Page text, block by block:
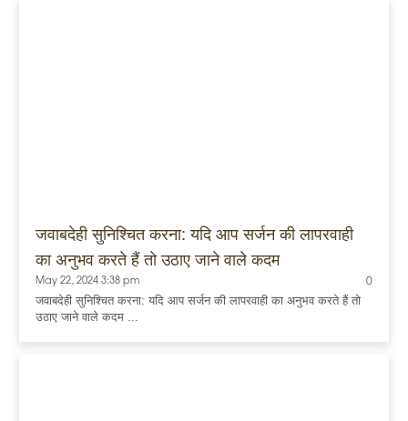
जवाबदेही सुनिश्चित करना: यदि आप सर्जन की लापरवाही
का अनुभव करते हैं तो उठाए जाने वाले कदम
May 22, 2024 3:38 pm 0
जवाबदेही सुनिश्चित करना: यदि आप सर्जन की लापरवाही का अनुभव करते हैं तो
उठाए जाने वाले कदम ...